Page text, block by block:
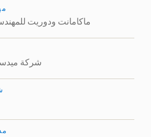
ماكامانت ودوريت
شركة